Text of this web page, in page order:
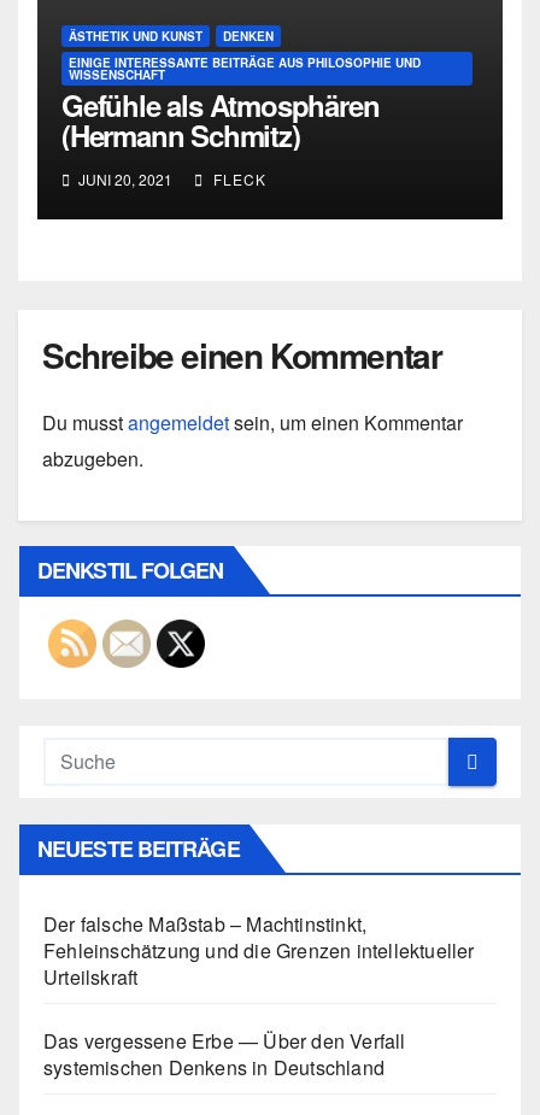
ÄSTHETIK UND KUNST
DENKEN
EINIGE INTERESSANTE BEITRÄGE AUS PHILOSOPHIE UND
WISSENSCHAFT
Gefühle als Atmosphären
(Hermann Schmitz)
JUNI 20, 2021 FLECK
Schreibe einen Kommentar
Du musstangemeldetsein, um einen Kommentar
abzugeben.
DENKSTIL FOLGEN
NEUESTE BEITRÄGE
Der falsche Maßstab – Machtinstinkt,
Fehleinschätzung und die Grenzen intellektueller
Urteilskraft
Das vergessene Erbe — Über den Verfall
systemischen Denkens in Deutschland